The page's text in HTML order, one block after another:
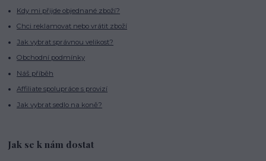
Kdy mi přijde objednané zboží?
Chci reklamovat nebo vrátit zboží
Jak vybrat správnou velikost?
Obchodní podmínky
Náš příběh
Affiliate spolupráce s provizí
Jak vybrat sedlo na koně?
Jak se k nám dostat